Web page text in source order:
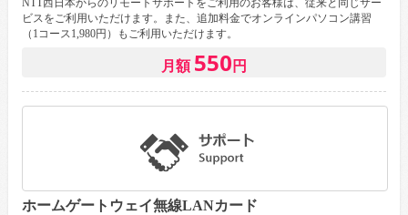
ビスをご利用いただけます。また、追加料金でオンラインパソコン講習
（1コース1,980円）もご利用いただけます。
月額 550 円
ホームゲートウェイ無線LANカード